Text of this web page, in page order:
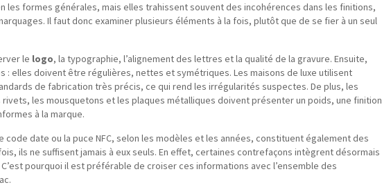
les formes générales, mais elles trahissent souvent des incohérences dans les finitions,
Il faut donc examiner plusieurs éléments à la fois, plutôt que de se fier à un seul
le logo, la typographie, l’alignement des lettres et la qualité de la gravure. Ensuite,
: elles doivent être régulières, nettes et symétriques. Les maisons de luxe utilisent
de fabrication très précis, ce qui rend les irrégularités suspectes. De plus, les
les mousquetons et les plaques métalliques doivent présenter un poids, une finition
à la marque.
code date ou la puce NFC, selon les modèles et les années, constituent également des
ils ne suffisent jamais à eux seuls. En effet, certaines contrefaçons intègrent désormais
pourquoi il est préférable de croiser ces informations avec l’ensemble des